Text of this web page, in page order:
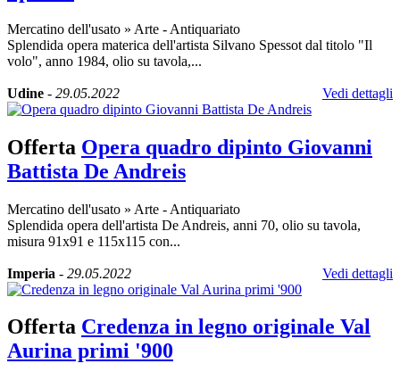
Mercatino dell'usato » Arte - Antiquariato
Splendida opera materica dell'artista Silvano Spessot dal titolo "Il
volo", anno 1984, olio su tavola,...
Udine - 29.05.2022 Vedi dettagli
Offerta Opera quadro dipinto Giovanni
Battista De Andreis
Mercatino dell'usato » Arte - Antiquariato
Splendida opera dell'artista De Andreis, anni 70, olio su tavola,
misura 91x91 e 115x115 con...
Imperia - 29.05.2022 Vedi dettagli
Offerta Credenza in legno originale Val
Aurina primi '900